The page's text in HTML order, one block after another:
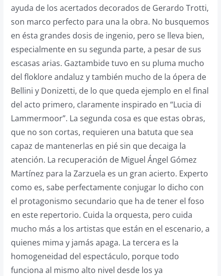
ayuda de los acertados decorados de Gerardo Trotti,
son marco perfecto para una la obra. No busquemos
en ésta grandes dosis de ingenio, pero se lleva bien,
especialmente en su segunda parte, a pesar de sus
escasas arias. Gaztambide tuvo en su pluma mucho
del floklore andaluz y también mucho de la ópera de
Bellini y Donizetti, de lo que queda ejemplo en el final
del acto primero, claramente inspirado en “Lucia di
Lammermoor”. La segunda cosa es que estas obras,
que no son cortas, requieren una batuta que sea
capaz de mantenerlas en pié sin que decaiga la
atención. La recuperación de Miguel Ángel Gómez
Martínez para la Zarzuela es un gran acierto. Experto
como es, sabe perfectamente conjugar lo dicho con
el protagonismo secundario que ha de tener el foso
en este repertorio. Cuida la orquesta, pero cuida
mucho más a los artistas que están en el escenario, a
quienes mima y jamás apaga. La tercera es la
homogeneidad del espectáculo, porque todo
funciona al mismo alto nivel desde los ya